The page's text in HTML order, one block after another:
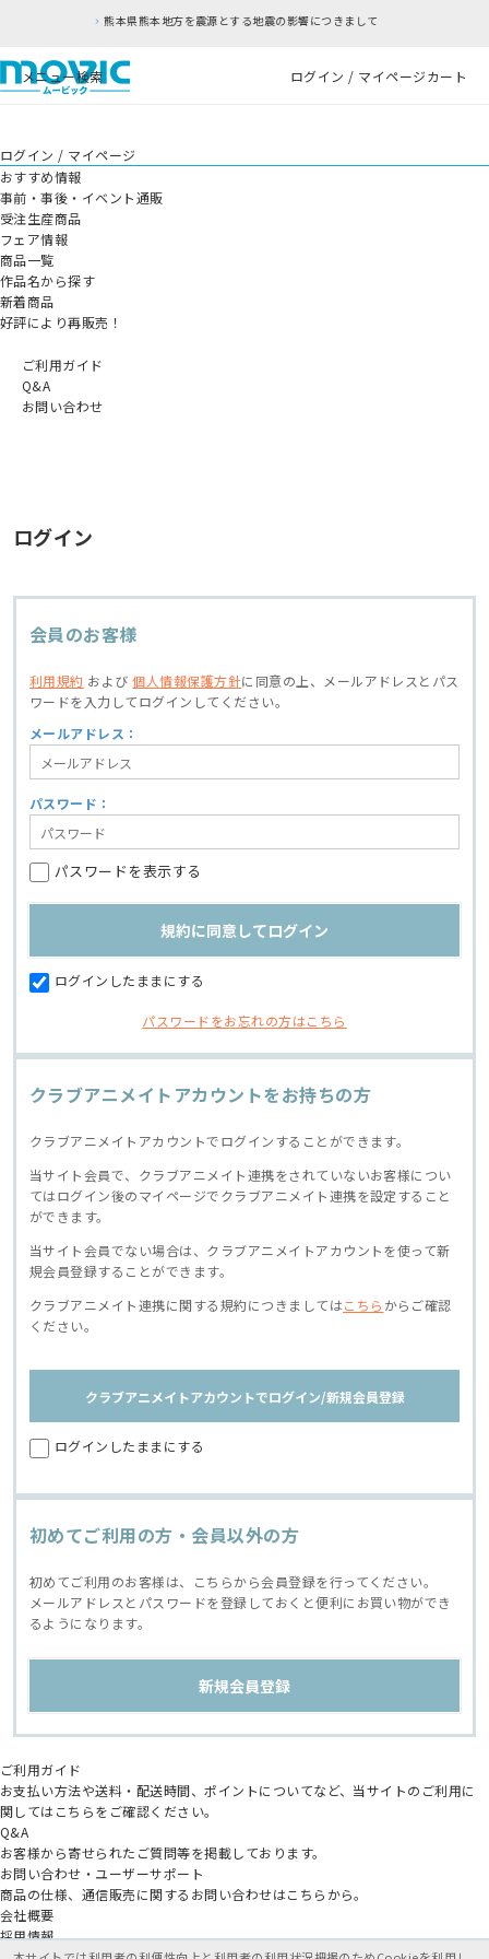
熊本県熊本地方を震源とする地震の影響につきまして
メニュー検索 ログイン / マイページカート
ログイン / マイページ
おすすめ情報
事前・事後・イベント通販
受注生産商品
フェア情報
商品一覧
作品名から探す
新着商品
好評により再販売！
ご利用ガイド
Q&A
お問い合わせ
ログイン
会員のお客様
利用規約 および個人情報保護方針に同意の上、
メールアドレスとパス
ワードを入力してログインしてください。
メールアドレス：
パスワード：
パスワードを表示する
ログインしたままにする
パスワードをお忘れの方はこちら
クラブアニメイトアカウントをお持ちの方
クラブアニメイトアカウントでログインすることができます。
当サイト会員で、クラブアニメイト連携をされていないお客様につい
てはログイン後のマイページでクラブアニメイト連携を設定すること
ができます。
当サイト会員でない場合は、クラブアニメイトアカウントを使って新
規会員登録することができます。
クラブアニメイト連携に関する規約につきましてはこちら からご確認
ください。
クラブアニメイトアカウントでログイン/新規会員登録
ログインしたままにする
初めてご利用の方・会員以外の方
初めてご利用のお客様は、こちらから会員登録を行ってください。
メールアドレスとパスワードを登録しておくと便利にお買い物ができ
るようになります。
ご利用ガイド
お支払い方法や送料・配送時間、ポイントについてなど、当サイトのご利用に
関してはこちらをご確認ください。
Q&A
お客様から寄せられたご質問等を掲載しております。
お問い合わせ・ユーザーサポート
商品の仕様、通信販売に関するお問い合わせはこちらから。
会社概要
採用情報